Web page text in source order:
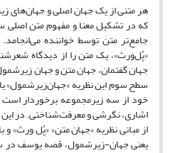
هر متنی از یک جهان اصلی و
که در تشکیل معنا و مفهوم متن
جامع‌تر متن توسط خواننده
«پُل‌ورث»، یک متن را از دیدگاه
جهان‌ گفتمان، جهان متن و جهان
سطح سوم این نظریه «جهان‌زیرشمول»
خود از سه زیرمجموعه برخوردار
اشاری، نگرشی و معرفت‌شناختی. در این
از مبانی نظریه «جهان‌ متن» «پُل ورث»
یعنی جهان-زیرشمول، قصه یوسف در